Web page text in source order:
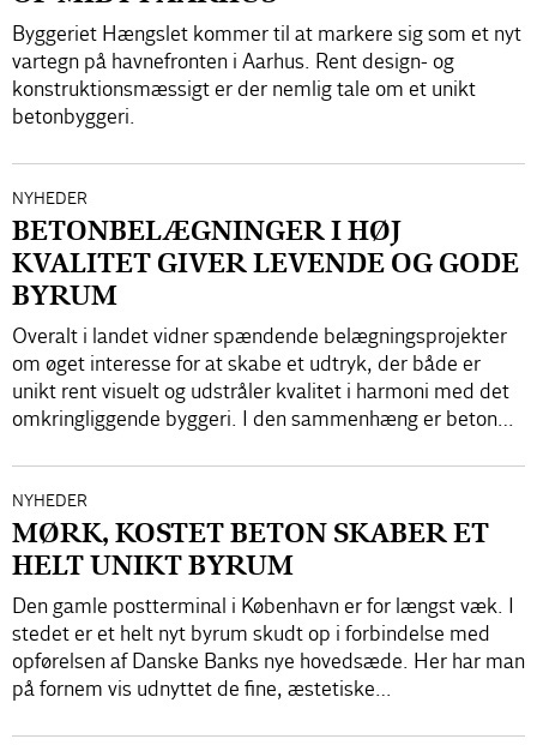
Byggeriet Hængslet kommer til at markere sig som et nyt
vartegn på havnefronten i Aarhus. Rent design- og
konstruktionsmæssigt er der nemlig tale om et unikt
betonbyggeri.
NYHEDER
BETONBELÆGNINGER I HØJ
KVALITET GIVER LEVENDE OG GODE
BYRUM
Overalt i landet vidner spændende belægningsprojekter
om øget interesse for at skabe et udtryk, der både er
unikt rent visuelt og udstråler kvalitet i harmoni med det
omkringliggende byggeri. I den sammenhæng er beton…
NYHEDER
MØRK, KOSTET BETON SKABER ET
HELT UNIKT BYRUM
Den gamle postterminal i København er for længst væk. I
stedet er et helt nyt byrum skudt op i forbindelse med
opførelsen af Danske Banks nye hovedsæde. Her har man
på fornem vis udnyttet de fine, æstetiske…